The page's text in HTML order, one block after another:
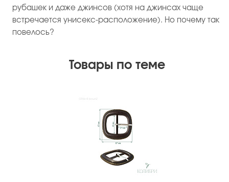
рубашек и даже джинсов (хотя на джинсах чаще
встречается унисекс-расположение). Но почему так
повелось?
Товары по теме